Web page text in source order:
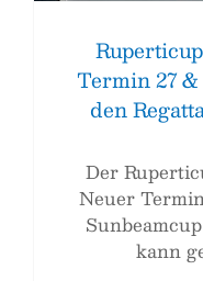
Termin 27
den
Der
Neuer
kann